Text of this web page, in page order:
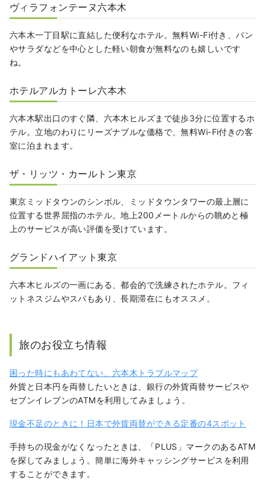
ヴィラフォンテーヌ六本木
六本木一丁目駅に直結した便利なホテル。無料Wi-Fi付き、パン
やサラダなどを中心とした軽い朝食が無料なのも嬉しいです
ね。
ホテルアルカトーレ六本木
六本木駅出口のすぐ隣、六本木ヒルズまで徒歩3分に位置するホ
テル。立地のわりにリーズナブルな価格で、無料Wi-Fi付きの客
室に泊まれます。
ザ・リッツ・カールトン東京
東京ミッドタウンのシンボル、ミッドタウンタワーの最上層に
位置する世界屈指のホテル。地上200メートルからの眺めと極
上のサービスが高い評価を受けています。
グランドハイアット東京
六本木ヒルズの一画にある、都会的で洗練されたホテル。フィ
ットネスジムやスパもあり、長期滞在にもオススメ。
旅のお役立ち情報
困った時にもあわてない、六本木トラブルマップ
外貨と日本円を両替したいときは、銀行の外貨両替サービスや
セブンイレブンのATMを利用してみましょう。
現金不足のときに！日本で外貨両替ができる定番の4スポット
手持ちの現金がなくなったときは、「PLUS」マークのあるATM
を探してみましょう。簡単に海外キャッシングサービスを利用
することができます。